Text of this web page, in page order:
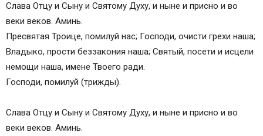
Песнь 4.
Песнь 5.
Песнь 6.
Кондак, глас 8-й
Икос
Песнь 7.
Песнь 9.
Тропари, глас 4-й
Слава Отцу и Сыну и Святому Духу, и ныне и присно и во
веки веков. Аминь.
Пресвятая Троице, помилуй нас; Господи, очисти грехи наша;
Владыко, прости беззакония наша; Святый, посети и исцели
немощи наша, имене Твоего ради.
Господи, помилуй (трижды).
Слава Отцу и Сыну и Святому Духу, и ныне и присно и во
веки веков. Аминь.